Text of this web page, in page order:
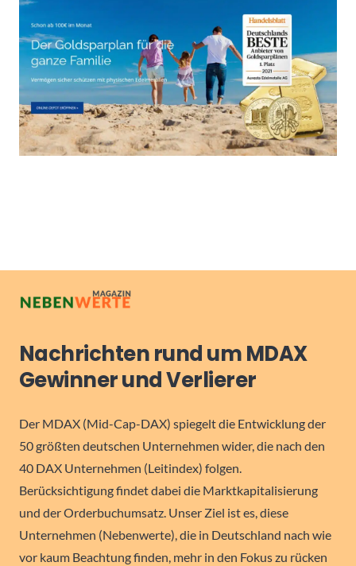
Nachrichten rund um MDAX
Gewinner und Verlierer
Der MDAX (Mid-Cap-DAX) spiegelt die Entwicklung der
50 größten deutschen Unternehmen wider, die nach den
40 DAX Unternehmen (Leitindex) folgen.
Berücksichtigung findet dabei die Marktkapitalisierung
und der Orderbuchumsatz. Unser Ziel ist es, diese
Unternehmen (Nebenwerte), die in Deutschland nach wie
vor kaum Beachtung finden, mehr in den Fokus zu rücken